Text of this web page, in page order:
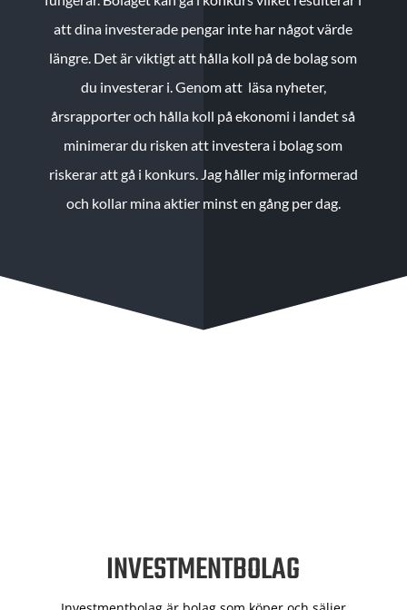
att dina investerade pengar inte har något värde
längre. Det är viktigt att hålla koll på de bolag som
du investerar i. Genom att läsa nyheter,
årsrapporter och hålla koll på ekonomi i landet så
minimerar du risken att investera i bolag som
riskerar att gå i konkurs. Jag håller mig informerad
och kollar mina aktier minst en gång per dag.
INVESTMENTBOLAG